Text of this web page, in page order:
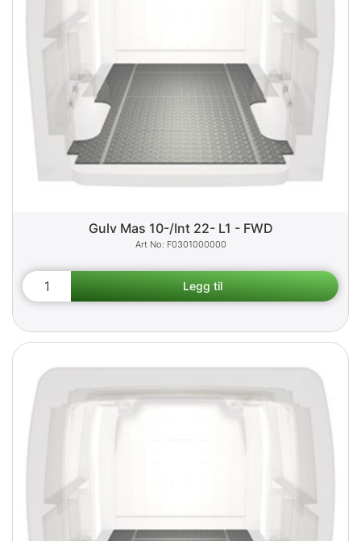
Gulv Mas 10-/Int 22- L1 - FWD
F0301000000